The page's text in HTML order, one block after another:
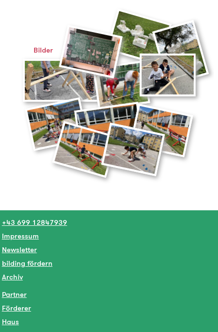
Bilder
+43 699 12847939
Impressum
Newsletter
bilding fördern
Archiv
Partner
Förderer
Haus